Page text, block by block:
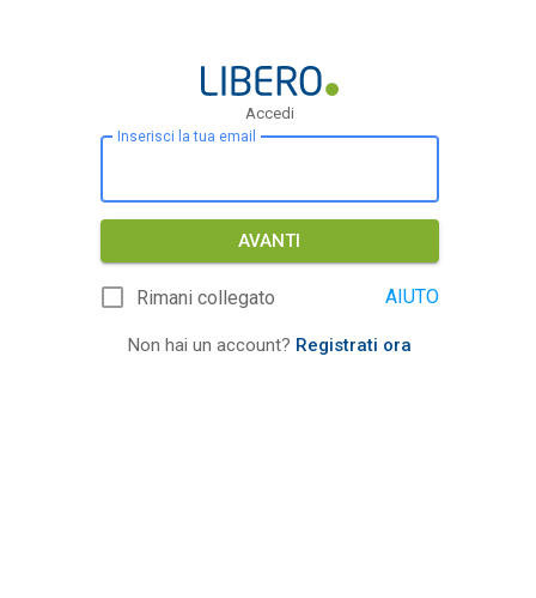
Accedi
Inserisci la tua email
AVANTI
Rimani collegato AIUTO
Non hai un account? Registrati ora